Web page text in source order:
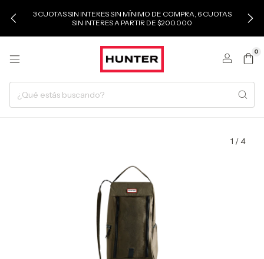
3 CUOTAS SIN INTERES SIN MÍNIMO DE COMPRA, 6 CUOTAS
SIN INTERES A PARTIR DE $200.000
0
1 /4